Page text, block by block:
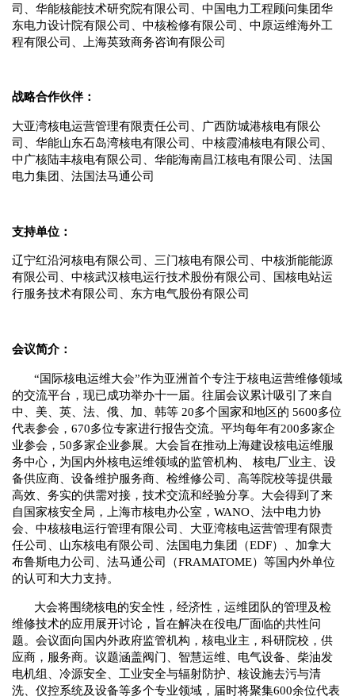
司、华能核能技术研究院有限公司、中国电力工程顾问集团华
东电力设计院有限公司、中核检修有限公司、中原运维海外工
程有限公司、上海英致商务咨询有限公司
战略合作伙伴：
大亚湾核电运营管理有限责任公司、广西防城港核电有限公
司、华能山东石岛湾核电有限公司、中核霞浦核电有限公司、
中广核陆丰核电有限公司、华能海南昌江核电有限公司、法国
电力集团、法国法马通公司
支持单位：
辽宁红沿河核电有限公司、三门核电有限公司、中核浙能能源
有限公司、中核武汉核电运行技术股份有限公司、国核电站运
行服务技术有限公司、东方电气股份有限公司
会议简介：
“国际核电运维大会”作为亚洲首个专注于核电运营维修领域
的交流平台，现已成功举办十一届。往届会议累计吸引了来自
中、美、英、法、俄、加、韩等 20多个国家和地区的 5600多位
代表参会，670多位专家进行报告交流。平均每年有200多家企
业参会，50多家企业参展。大会旨在推动上海建设核电运维服
务中心，为国内外核电运维领域的监管机构、 核电厂业主、设
备供应商、设备维护服务商、检维修公司、高等院校等提供最
高效、务实的供需对接，技术交流和经验分享。大会得到了来
自国家核安全局，上海市核电办公室，WANO、法中电力协
会、中核核电运行管理有限公司、大亚湾核电运营管理有限责
任公司、山东核电有限公司、法国电力集团（EDF）、加拿大
布鲁斯电力公司、法马通公司（FRAMATOME）等国内外单位
的认可和大力支持。
大会将围绕核电的安全性，经济性，运维团队的管理及检
维修技术的应用展开讨论，旨在解决在役电厂面临的共性问
题。会议面向国内外政府监管机构，核电业主，科研院校，供
应商，服务商。议题涵盖阀门、智慧运维、电气设备、柴油发
电机组、冷源安全、工业安全与辐射防护、核设施去污与清
洗、仪控系统及设备等多个专业领域，届时将聚集600余位代表